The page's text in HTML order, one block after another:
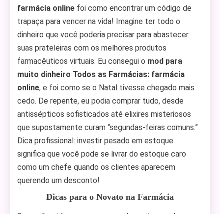
farmácia online foi como encontrar um código de
trapaça para vencer na vida! Imagine ter todo o
dinheiro que você poderia precisar para abastecer
suas prateleiras com os melhores produtos
farmacêuticos virtuais. Eu consegui o mod para
muito dinheiro Todos as Farmácias: farmácia
online, e foi como se o Natal tivesse chegado mais
cedo. De repente, eu podia comprar tudo, desde
antissépticos sofisticados até elixires misteriosos
que supostamente curam “segundas-feiras comuns.”
Dica profissional: investir pesado em estoque
significa que você pode se livrar do estoque caro
como um chefe quando os clientes aparecem
querendo um desconto!
Dicas para o Novato na Farmácia